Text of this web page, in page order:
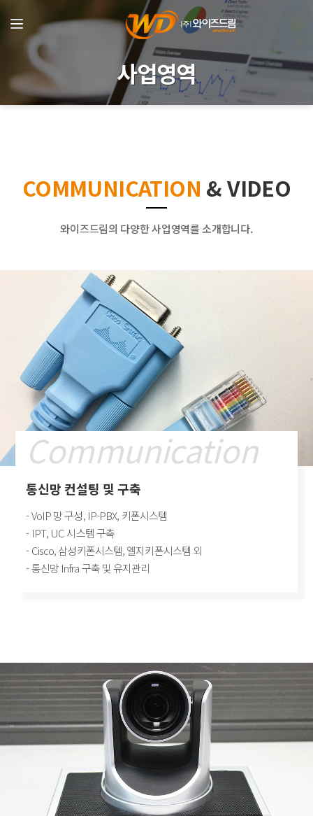
사업영역
COMMUNICATION & VIDEO
와이즈드림의 다양한 사업영역를 소개합니다.
Communication
통신망 컨설팅 및 구축
- VoIP 망 구성, IP-PBX, 키폰시스템
- IPT, UC 시스템 구축
- Cisco, 삼성키폰시스템, 엘지키폰시스템 외
- 통신망 Infra 구축 및 유지관리